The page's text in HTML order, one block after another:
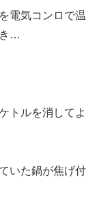
電気コンロで温
…
トルを消してよ
いた鍋が焦げ付